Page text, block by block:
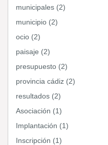
municipales (2)
municipio (2)
ocio (2)
paisaje (2)
presupuesto (2)
provincia cádiz (2)
resultados (2)
Asociación (1)
Implantación (1)
Inscripción (1)